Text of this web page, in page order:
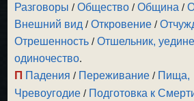
Разговоры /Общество /Община /
Внешний вид /Откровение /
Отрешенность /Отшельник,
одиночество.
П Падения / Переживание / Пища,
Чревоугодие / Подготовка к